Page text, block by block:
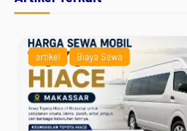
artikel Biaya Sewa